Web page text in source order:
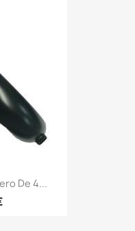
De 4...